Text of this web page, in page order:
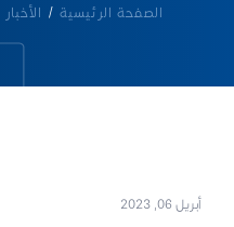
الصفحة الرئيسية/ الأخبار/
أبريل 06, 2023